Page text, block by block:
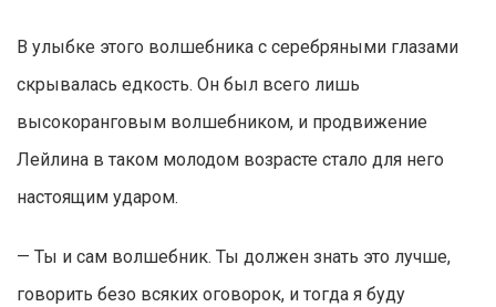
В улыбке этого волшебника с серебряными глазами
скрывалась едкость. Он был всего лишь
высокоранговым волшебником, и продвижение
Лейлина в таком молодом возрасте стало для него
настоящим ударом.
— Ты и сам волшебник. Ты должен знать это лучше,
говорить безо всяких оговорок, и тогда я буду